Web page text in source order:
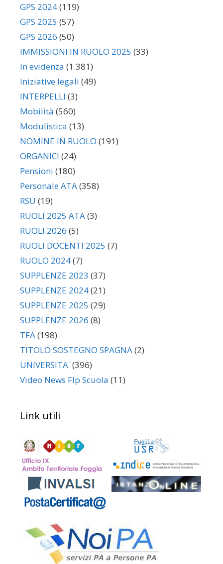
GPS 2024(119)
GPS 2025 (57)
GPS 2026 (50)
IMMISSIONI IN RUOLO 2025 (33)
In evidenza (1.381)
Iniziative legali (49)
INTERPELLI (3)
Mobilità (560)
Modulistica (13)
NOMINE IN RUOLO (191)
ORGANICI (24)
Pensioni (180)
Personale ATA(358)
RSU (19)
RUOLI 2025 ATA(3)
RUOLI 2026 (5)
RUOLI DOCENTI 2025 (7)
RUOLO 2024(7)
SUPPLENZE 2023 (37)
SUPPLENZE 2024(21)
SUPPLENZE 2025 (29)
SUPPLENZE 2026 (8)
TFA(198)
TITOLO SOSTEGNO SPAGNA(2)
UNIVERSITA' (396)
Video News Flp Scuola (11)
Link utili